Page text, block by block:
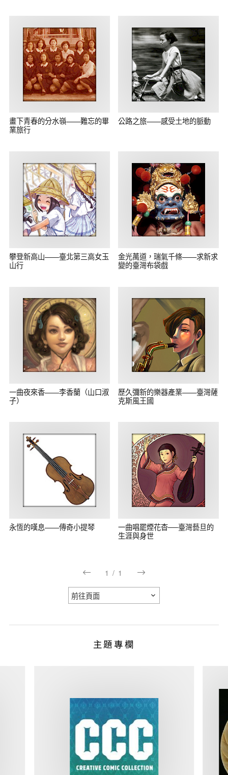
畫下青春的分水嶺——難忘的畢
業旅行
公路之旅——感受土地的脈動
攀登新高山——臺北第三高女玉
山行
金光萬道，瑞氣千條——求新求
變的臺灣布袋戲
一曲夜來香——李香蘭（山口淑
子）
歷久彌新的樂器產業——臺灣薩
克斯風王國
永恆的嘆息——傳奇小提琴
一曲唱罷煙花杳──臺灣藝旦的
生涯與身世
1 / 1
主題專欄